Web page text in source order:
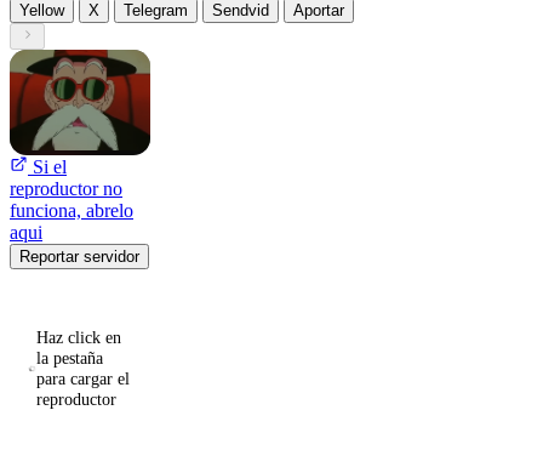
Yellow X Telegram Sendvid Aportar
Si el
reproductor no
funciona, abrelo
aqui
Reportar servidor
Haz click en
la pestaña
para cargar el
reproductor